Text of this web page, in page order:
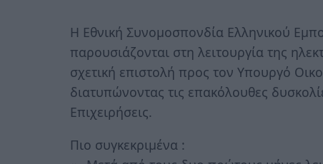
Η Εθνική Συνομοσπονδία Ελληνικού
παρουσιάζονται στη λειτουργία της
σχετική επιστολή προς τον Υπουργό
διατυπώνοντας τις επακόλουθες
Επιχειρήσεις.
Πιο συγκεκριμένα :